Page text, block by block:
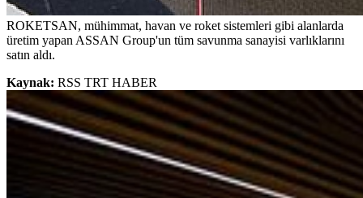
ROKETSAN, mühimmat, havan ve roket sistemleri gibi alanlarda
üretim yapan ASSAN Group'un tüm savunma sanayisi varlıklarını
satın aldı.
Kaynak: RSS TRT HABER